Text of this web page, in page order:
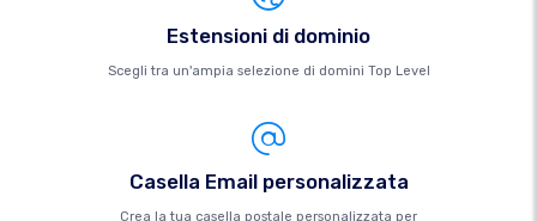
Estensioni di dominio
Scegli tra un'ampia selezione di domini Top Level
Casella Email personalizzata
Crea la tua casella postale personalizzata per